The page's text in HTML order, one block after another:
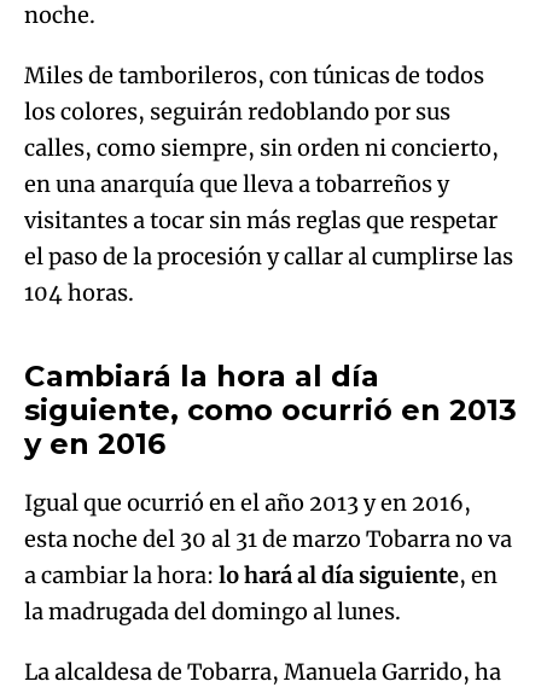
noche.
Miles de tamborileros, con túnicas de todos
los colores, seguirán redoblando por sus
calles, como siempre, sin orden ni concierto,
en una anarquía que lleva a tobarreños y
visitantes a tocar sin más reglas que respetar
el paso de la procesión y callar al cumplirse las
104 horas.
Try again
Cambiará la hora al día
siguiente, como ocurrió en 2013
y en 2016
Igual que ocurrió en el año 2013 y en 2016,
esta noche del 30 al 31 de marzo Tobarra no va
a cambiar la hora: lo hará al día siguiente, en
la madrugada del domingo al lunes.
La alcaldesa de Tobarra, Manuela Garrido, ha